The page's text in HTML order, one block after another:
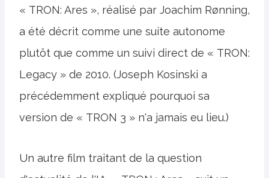
« TRON: Ares », réalisé par Joachim Rønning,
a été décrit comme une suite autonome
plutôt que comme un suivi direct de « TRON:
Legacy » de 2010. (Joseph Kosinski a
précédemment expliqué pourquoi sa
version de « TRON 3 » n'a jamais eu lieu.)
Un autre film traitant de la question